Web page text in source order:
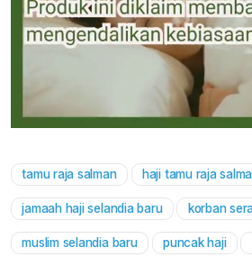
tamu raja salman haji tamu raja
jamaah haji selandia baru korban
muslim selandia baru puncak haji